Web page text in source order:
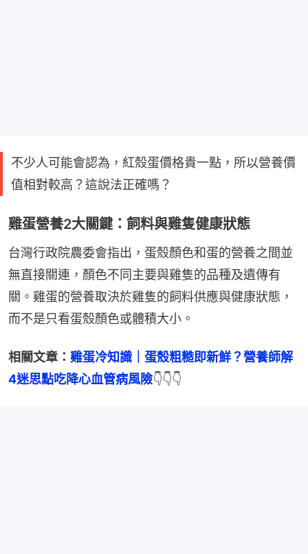
不少人可能會認為，紅殼蛋價格貴一點，所以營養價
值相對較高？這說法正確嗎？
雞蛋營養2大關鍵：飼料與雞隻健康狀態
台灣行政院農委會指出，蛋殼顏色和蛋的營養之間並
無直接關連，顏色不同主要與雞隻的品種及遺傳有
關。雞蛋的營養取決於雞隻的飼料供應與健康狀態，
而不是只看蛋殼顏色或體積大小。
相關文章： 雞蛋冷知識｜蛋殼粗糙即新鮮？營養師解
4迷思點吃降心血管病風險👇👇👇